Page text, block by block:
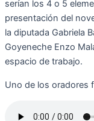
serían los 4 o 5
presentación del
la diputada Gabriela
Goyeneche Enzo
espacio de trabajo.
Uno de los oradores